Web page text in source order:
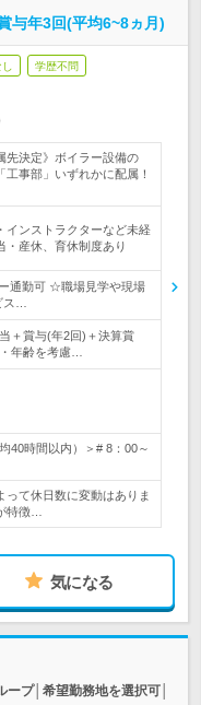
与年3回(平均6~8ヵ月)
学歴不問
先決定》ボイラー設備の
工事部」いずれかに配属！
インストラクターなど未経
産休、育休制度あり
通勤可 ☆職場見学や現場
…
＋賞与(年2回)＋決算賞
年齢を考慮…
40時間以内）＞# 8：00～
て休日数に変動はありま
特徴…
気になる
プ│希望勤務地を選択可│